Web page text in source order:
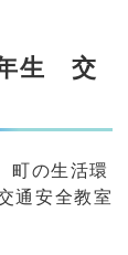
生 交
町の生活環
通安全教室